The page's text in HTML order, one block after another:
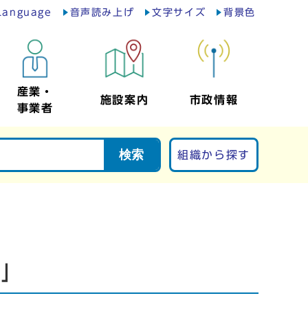
音声読み上げ 文字サイズ 背景色
産業・
事業者
施設案内 市政情報
検索 組織から探す